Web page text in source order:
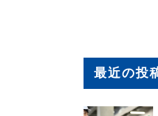
最近の投